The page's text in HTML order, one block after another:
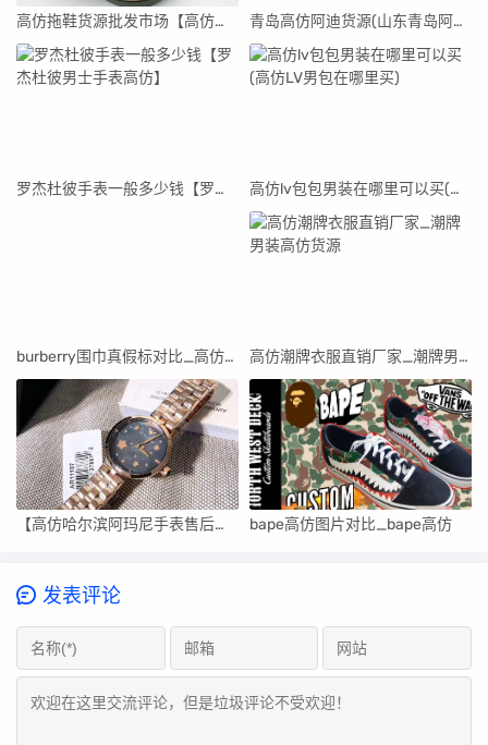
高仿拖鞋货源批发市场【高仿拖鞋货源批发市场在哪里】 青岛高仿阿迪货源(山东青岛阿迪达斯代工厂真假)
罗杰杜彼手表一般多少钱【罗杰杜彼男士手表高仿】 高仿lv包包男装在哪里可以买(高仿LV男包在哪里买)
burberry围巾真假标对比_高仿burberry围巾 高仿潮牌衣服直销厂家_潮牌男装高仿货源
【高仿哈尔滨阿玛尼手表售后维修中心】 bape高仿图片对比_bape高仿
发表评论